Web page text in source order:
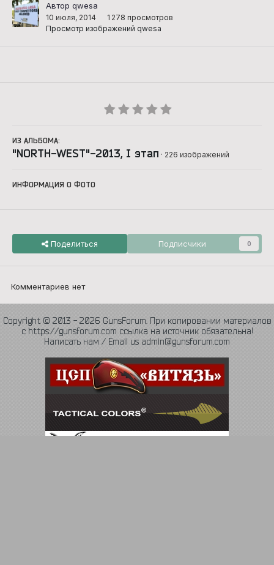
Автор qwesa
10 июля, 2014
1 278 просмотров
Просмотр изображений qwesa
ИЗ АЛЬБОМА:
"NORTH-WEST"-2013, I этап · 226 изображений
ИНФОРМАЦИЯ О ФОТО
Поделиться Подписчики 0
Комментариев нет
Copyright © 2013 - 2026 GunsForum. При копировании материалов
с https://gunsforum.com ссылка на источник обязательна!
Написать нам / Email us admin@gunsforum.com